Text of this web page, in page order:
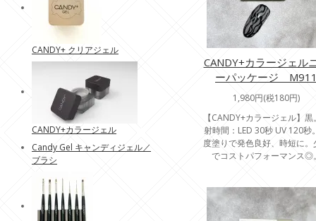
CANDY+カラージェル
ーパッケージ
1,980円(税180円)
【CANDY+カラージェル】黒
射時間：LED 30秒 UV 120秒
度塗りで発色良好、時短に。
でコストパフォーマンス◎
CANDY+ クリアジェル
CANDY+カラージェル
Candy Gel キャンディジェル／
ブラシ